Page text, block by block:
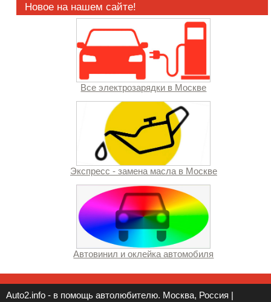
Новое на нашем сайте!
Все электрозарядки в Москве
Экспресс - замена масла в Москве
Автовинил и оклейка автомобиля
Auto2.info - в помощь автолюбителю. Москва, Россия |